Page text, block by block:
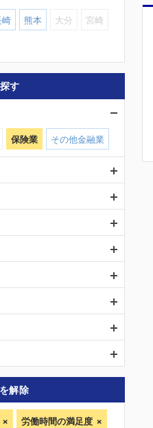
熊本 大分
宮崎
す
保険業 その他金融業
解除
労働時間の満足度